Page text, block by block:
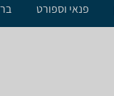
פנאי וספורט